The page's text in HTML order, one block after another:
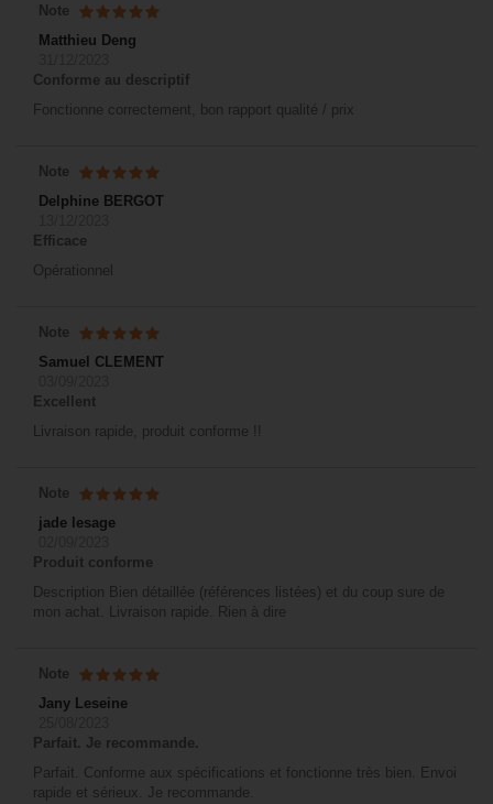
Note
Matthieu Deng
Conforme au descriptif
Fonctionne correctement, bon rapport qualité / prix
Note
Delphine BERGOT
Efficace
Opérationnel
Note
Samuel CLEMENT
Excellent
Livraison rapide, produit conforme !!
Note
jade lesage
Produit conforme
Description Bien détaillée (références listées) et du coup sure de
mon achat. Livraison rapide. Rien à dire
Note
Jany Leseine
Parfait. Je recommande.
Parfait. Conforme aux spécifications et fonctionne très bien. Envoi
rapide et sérieux. Je recommande.